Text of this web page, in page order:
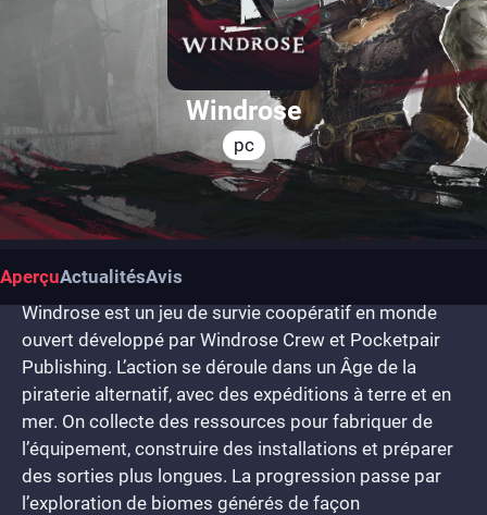
Windrose
pc
AperçuActualitésAvis
Windrose est un jeu de survie coopératif en monde
ouvert développé par Windrose Crew et Pocketpair
Publishing. L’action se déroule dans un Âge de la
piraterie alternatif, avec des expéditions à terre et en
mer. On collecte des ressources pour fabriquer de
l’équipement, construire des installations et préparer
des sorties plus longues. La progression passe par
l’exploration de biomes générés de façon